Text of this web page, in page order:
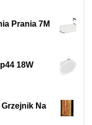
Prania 7M
18W
Na